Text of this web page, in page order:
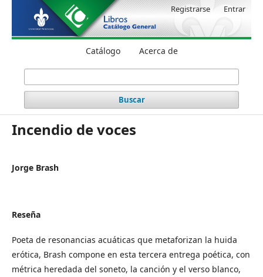
Catálogo Acerca de
Buscar
Registrarse Entrar
Incendio de voces
Jorge Brash
Reseña
Poeta de resonancias acuáticas que metaforizan la huida
erótica, Brash compone en esta tercera entrega poética, con
métrica heredada del soneto, la canción y el verso blanco,